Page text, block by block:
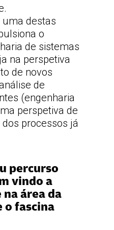
uma destas
o
de sistemas
na perspetiva
de novos
de
(engenharia
perspetiva de
processos já
percurso
vindo a
área da
o fascina